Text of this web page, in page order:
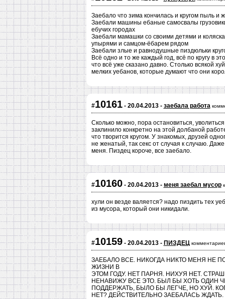
Заебало что зима кончилась и кругом пыль и
Заебали машины ебаные самосвалы
ебучих городах
Заебали мамашки со своими детями и
упырями и самцом-ёбарем рядом
Заебали злые и равнодушные пиздюльки
Всё одно и то же каждый год, всё по кругу в
что всё уже сказано давно. Столько всякой
мелких уебанов, которые думают что они
#10161- 20.04.2013 - заебала работа
Сколько можно, пора остановиться,
заклинило конкретно на этой долбаной
что творится кругом. У знакомых, друзей
не женатый, так секс от случая к случаю.
меня. Пиздец короче, все заебало.
#10160- 20.04.2013 - меня заебал мусор
хули он везде валяется? надо пиздить тех
из мусора, который они никидали.
#10159- 20.04.2013 - ПИЗДЕЦ
ЗАЕБАЛО ВСЕ. НИКОГДА НИКТО МЕНЯ НЕ
ЖИЗНИ В
ЭТОМ ГОДУ. НЕТ ПАРНЯ. НИХУЯ НЕТ.
НЕНАВИЖУ ВСЕ ЭТО. БЫЛ БЫ ХОТЬ ОДИН
ПОДДЕРЖАТЬ, БЫЛО БЫ ЛЕГЧЕ, НО ХУЙ.
НЕТ? ДЕЙСТВИТЕЛЬНО ЗАЕБАЛАСЬ